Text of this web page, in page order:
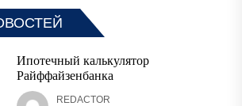
Ипотечный калькулятор
Райффайзенбанка
REDACTOR